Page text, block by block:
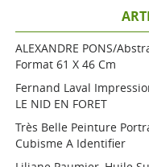
ALEXANDRE PONS/
Format 61 X 46 Cm
Fernand Laval
LE NID EN FORET
Très Belle Peinture
Cubisme A Identifier